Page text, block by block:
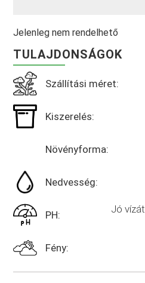
Jelenleg nem rendelhető
TULAJDONSÁGOK
Szállítási méret:
Kiszerelés:
Növényforma:
Nedvesség:
PH: Jó
Fény: